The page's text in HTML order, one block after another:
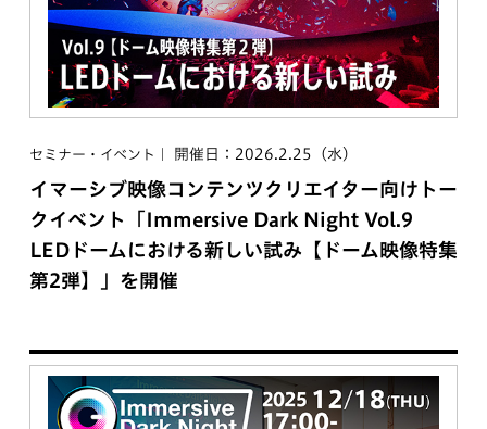
セミナー・イベント 開催日：2026.2.25（水）
イマーシブ映像コンテンツクリエイター向けトー
クイベント「Immersive Dark Night Vol.9
LEDドームにおける新しい試み【ドーム映像特集
第2弾】」を開催